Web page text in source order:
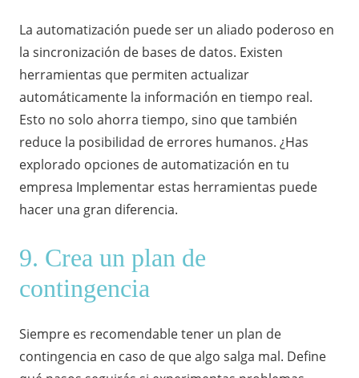
La automatización puede ser un aliado poderoso en
la sincronización de bases de datos. Existen
herramientas que permiten actualizar
automáticamente la información en tiempo real.
Esto no solo ahorra tiempo, sino que también
reduce la posibilidad de errores humanos. ¿Has
explorado opciones de automatización en tu
empresa Implementar estas herramientas puede
hacer una gran diferencia.
9. Crea un plan de
contingencia
Siempre es recomendable tener un plan de
contingencia en caso de que algo salga mal. Define